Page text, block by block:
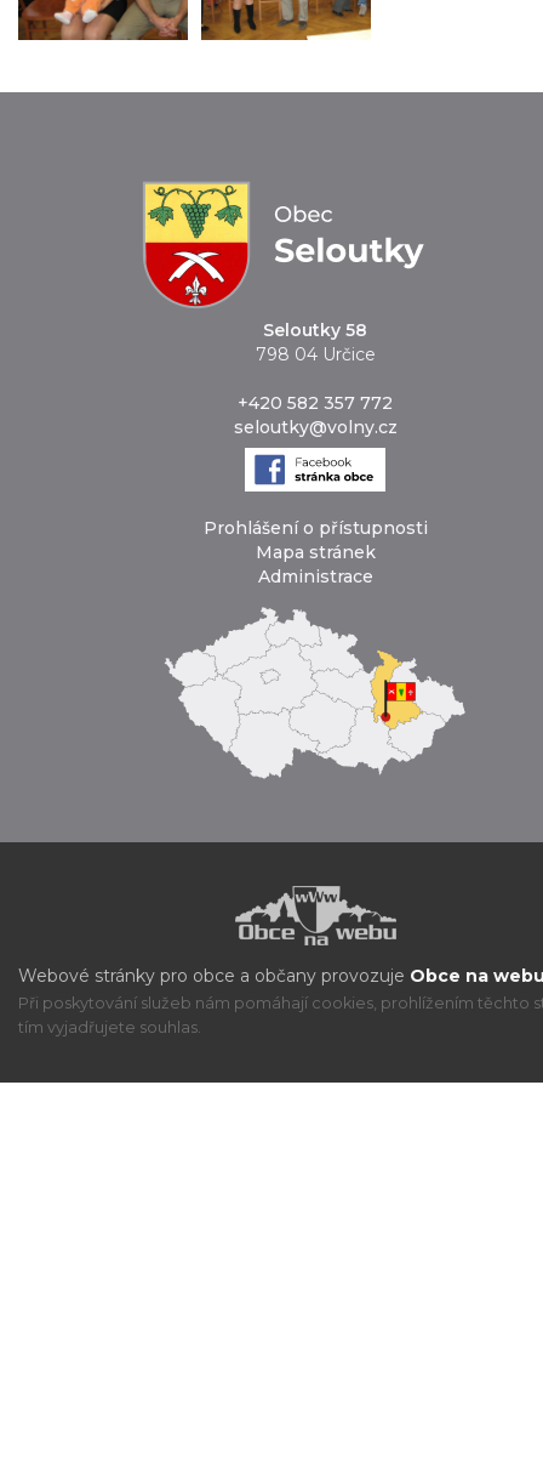
Seloutky 58
798 04 Určice
+420 582 357 772
seloutky@volny.cz
Prohlášení o přístupnosti
Mapa stránek
Administrace
Webové stránky pro obce a občany provozuje Obce na
Při poskytování služeb nám pomáhají cookies, prohlížením těchto
tím vyjadřujete souhlas.